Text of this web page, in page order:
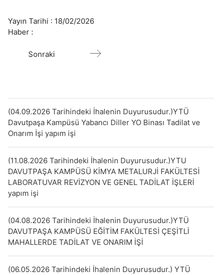
Yayın Tarihi : 18/02/2026
Haber :
Sonraki
(04.09.2026 Tarihindeki İhalenin Duyurusudur.)YTÜ
Davutpaşa Kampüsü Yabancı Diller YO Binası Tadilat ve
Onarım İşi yapım işi
(11.08.2026 Tarihindeki İhalenin Duyurusudur.)YTU
DAVUTPAŞA KAMPÜSÜ KİMYA METALURJİ FAKÜLTESİ
LABORATUVAR REVİZYON VE GENEL TADİLAT İŞLERİ
yapım işi
(04.08.2026 Tarihindeki İhalenin Duyurusudur.)YTÜ
DAVUTPAŞA KAMPÜSÜ EĞİTİM FAKÜLTESİ ÇEŞİTLİ
MAHALLERDE TADİLAT VE ONARIM İŞİ
(06.05.2026 Tarihindeki İhalenin Duyurusudur.) YTÜ